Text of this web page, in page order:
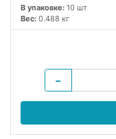
В упаковке: 10 шт
Вес: 0.488 кг
−